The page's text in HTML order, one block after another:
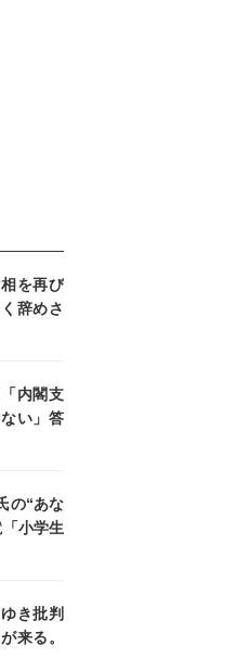
を再び
辞めさ
内閣支
い」答
の“あな
小学生
き批判
来る。